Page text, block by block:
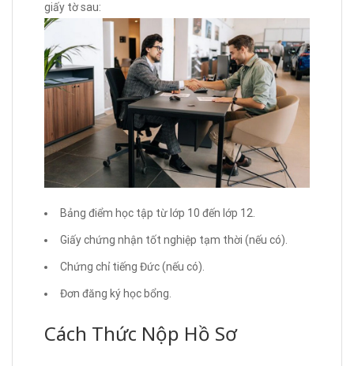
giấy tờ sau:
Bảng điểm học tập từ lớp 10 đến lớp 12.
Giấy chứng nhận tốt nghiệp tạm thời (nếu có).
Chứng chỉ tiếng Đức (nếu có).
Đơn đăng ký học bổng.
Cách Thức Nộp Hồ Sơ